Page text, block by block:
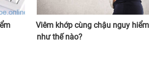
Viêm khớp cùng chậu nguy hiểm
như thế nào?